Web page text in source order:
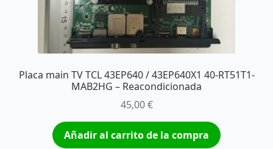
Placa main TV TCL 43EP640 / 43EP640X1 40-RT51T1-
MAB2HG – Reacondicionada
45,00€
Añadir al carrito de la compra